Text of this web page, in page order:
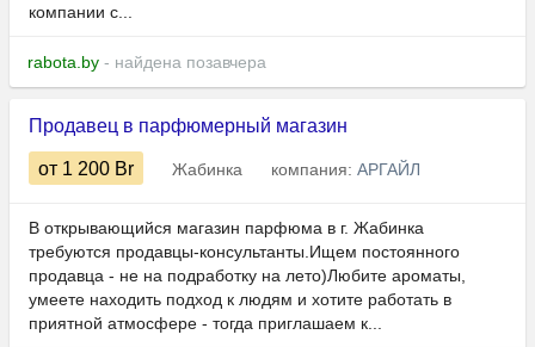
компании с...
rabota.by - найдена позавчера
Продавец в парфюмерный магазин
от 1 200 Br Жабинка компания: АРГАЙЛ
В открывающийся магазин парфюма в г. Жабинка
требуются продавцы-консультанты.Ищем постоянного
продавца - не на подработку на лето)Любите ароматы,
умеете находить подход к людям и хотите работать в
приятной атмосфере - тогда приглашаем к...